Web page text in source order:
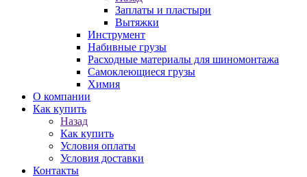
Заплаты и пластыри
Вытяжки
Инструмент
Набивные грузы
Расходные материалы для шиномонтажа
Самоклеющиеся грузы
Химия
О компании
Как купить
Назад
Как купить
Условия оплаты
Условия доставки
Контакты